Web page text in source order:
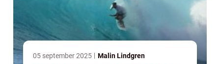
05 september 2025 Malin Lindgren